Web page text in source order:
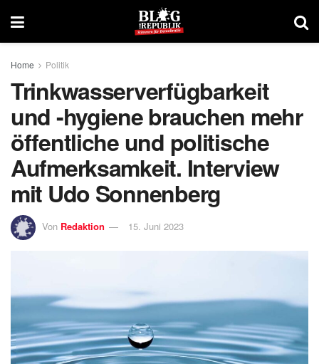
Home Politik
Trinkwasserverfügbarkeit
und -hygiene brauchen mehr
öffentliche und politische
Aufmerksamkeit. Interview
mit Udo Sonnenberg
Von Redaktion 15. Juni 2023